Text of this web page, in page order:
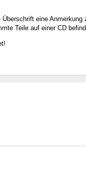
eine
Teile auf einer CD